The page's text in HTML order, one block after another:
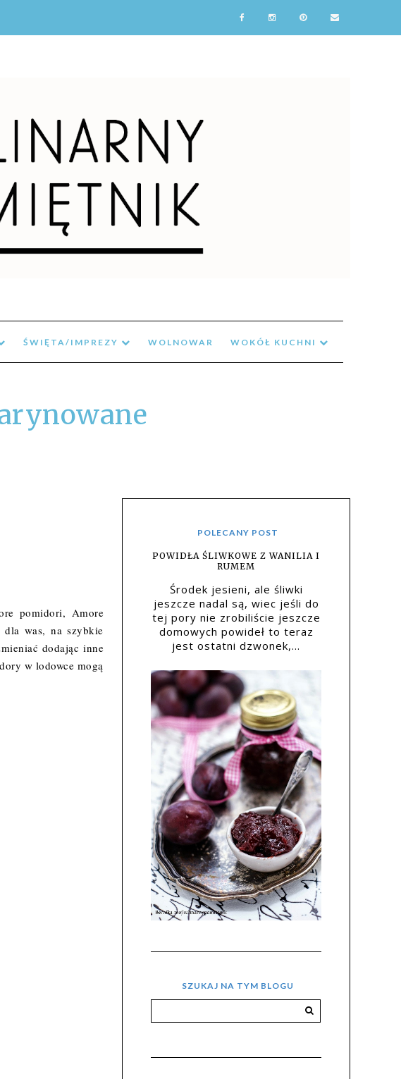
ŚWIĘTA/IMPREZY WOLNOWAR WOKÓŁ KUCHNI
pomidori, Amore
was, na szybkie
dodając inne
w lodowce mogą
POLECANY POST
POWIDŁA ŚLIWKOWE Z WANILIA I
RUMEM
Środek jesieni, ale śliwki
jeszcze nadal są, wiec jeśli do
tej pory nie zrobiliście jeszcze
domowych powideł to teraz
jest ostatni dzwonek,...
SZUKAJ NA TYM BLOGU